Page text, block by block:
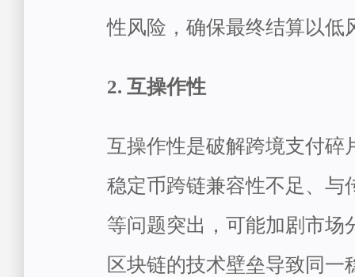
性风险，确保最终结算以低
2. 互操作性
互操作性是破解跨境支付碎
稳定币跨链兼容性不足、与
等问题突出，可能加剧市场
区块链的技术壁垒导致同一